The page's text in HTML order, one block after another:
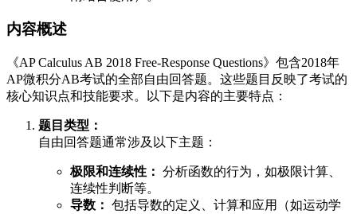
内容概述
《AP Calculus AB 2018 Free-Response Questions》包含2018年
AP微积分AB考试的全部自由回答题。这些题目反映了考试的
核心知识点和技能要求。以下是内容的主要特点：
题目类型：
自由回答题通常涉及以下主题：
极限和连续性： 分析函数的行为，如极限计算、
连续性判断等。
导数： 包括导数的定义、计算和应用（如运动学